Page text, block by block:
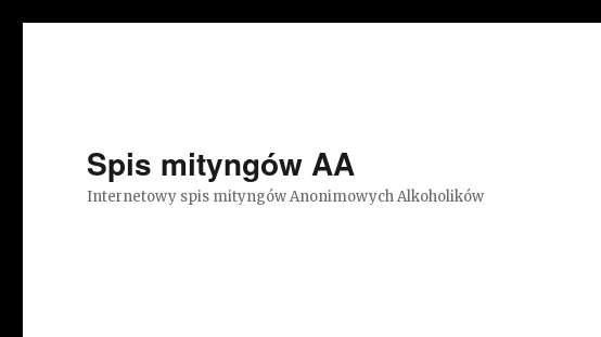
Spis mityngów AA
Internetowy spis mityngów Anonimowych Alkoholików